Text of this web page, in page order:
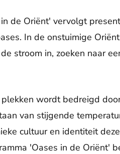
de Oriënt' vervolgt
In de onstuimige
stroom in, zoeken naar
wordt bedreigd
van stijgende
cultuur en identiteit
'Oases in de Oriënt'